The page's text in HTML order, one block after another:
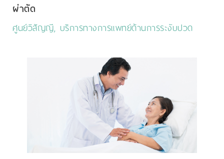
ผ่าตัด
ศูนย์วิสัญญี, บริการทางการแพทย์ด้านการระงับปวด